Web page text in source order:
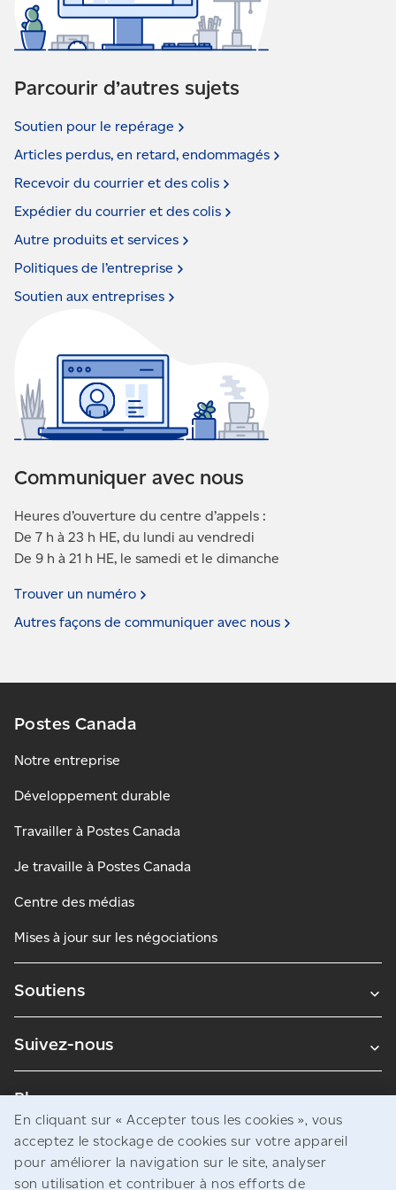
Parcourir d’autres sujets
Soutien pour le repérage
Articles perdus, en retard, endommagés
Recevoir du courrier et des colis
Expédier du courrier et des colis
Autre produits et services
Politiques de l’entreprise
Soutien aux entreprises
Communiquer avec nous
Heures d’ouverture du centre d’appels :
De 7 h à 23 h HE, du lundi au vendredi
De 9 h à 21 h HE, le samedi et le dimanche
Trouver un numéro
Autres façons de communiquer avec nous
Postes Canada
Notre entreprise
Développement durable
Travailler à Postes Canada
Je travaille à Postes Canada
Centre des médias
Mises à jour sur les négociations
Soutiens
Suivez-nous
Blogues
Avis juridiques
En cliquant sur « Accepter tous les cookies », vous
acceptez le stockage de cookies sur votre appareil
pour améliorer la navigation sur le site, analyser
son utilisation et contribuer à nos efforts de